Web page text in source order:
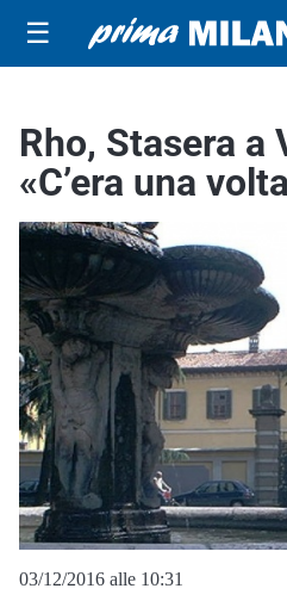
☰
Rho, Stasera a
«C’era una
03/12/2016 alle 10:31